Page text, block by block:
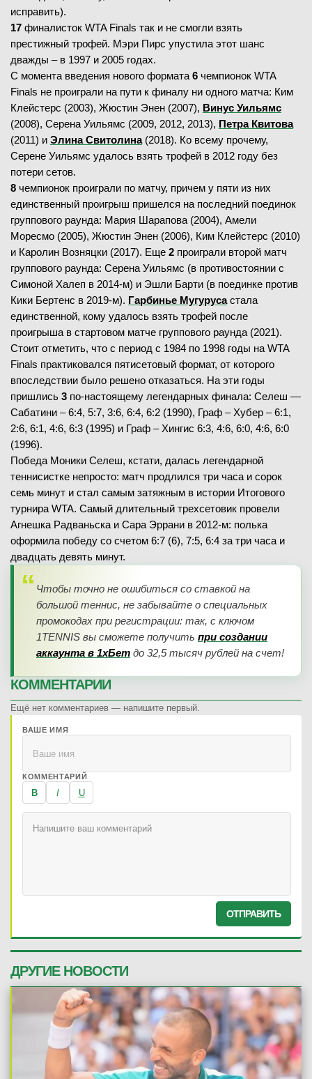
исправить).
17 финалисток WTA Finals так и не смогли взять
престижный трофей. Мэри Пирс упустила этот шанс
дважды – в 1997 и 2005 годах.
С момента введения нового формата 6 чемпионок WTA
Finals не проиграли на пути к финалу ни одного матча: Ким
Клейстерс (2003), Жюстин Энен (2007), Винус Уильямс
(2008), Серена Уильямс (2009, 2012, 2013), Петра Квитова
(2011) и Элина Свитолина(2018). Ко всему прочему,
Серене Уильямс удалось взять трофей в 2012 году без
потери сетов.
8 чемпионок проиграли по матчу, причем у пяти из них
единственный проигрыш пришелся на последний поединок
группового раунда: Мария Шарапова (2004), Амели
Моресмо (2005), Жюстин Энен (2006), Ким Клейстерс (2010)
и Каролин Возняцки (2017). Еще 2 проиграли второй матч
группового раунда: Серена Уильямс (в противостоянии с
Симоной Халеп в 2014-м) и Эшли Барти (в поединке против
Кики Бертенс в 2019-м). Гарбинье Мугурусастала
единственной, кому удалось взять трофей после
проигрыша в стартовом матче группового раунда (2021).
Стоит отметить, что с период с 1984 по 1998 годы на WTA
Finals практиковался пятисетовый формат, от которого
впоследствии было решено отказаться. На эти годы
пришлись 3 по-настоящему легендарных финала: Селеш —
Сабатини – 6:4, 5:7, 3:6, 6:4, 6:2 (1990), Граф – Хубер – 6:1,
2:6, 6:1, 4:6, 6:3 (1995) и Граф – Хингис 6:3, 4:6, 6:0, 4:6, 6:0
(1996).
Победа Моники Селеш, кстати, далась легендарной
теннисистке непросто: матч продлился три часа и сорок
семь минут и стал самым затяжным в истории Итогового
турнира WTA. Самый длительный трехсетовик провели
Агнешка Радваньска и Сара Эррани в 2012-м: полька
оформила победу со счетом 6:7 (6), 7:5, 6:4 за три часа и
двадцать девять минут.
Чтобы точно не ошибиться со ставкой на
большой теннис, не забывайте о специальных
промокодах при регистрации: так, с ключом
1TENNIS вы сможете получить при создании
аккаунта в 1хБет до 32,5 тысяч рублей на счет!
КОММЕНТАРИИ
Ещё нет комментариев — напишите первый.
ВАШЕ ИМЯ
КОММЕНТАРИЙ
B I U
ОТПРАВИТЬ
ДРУГИЕ НОВОСТИ